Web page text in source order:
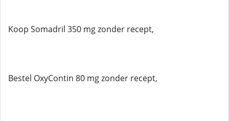
Koop Somadril 350 mg zonder recept,
Bestel OxyContin 80 mg zonder recept,